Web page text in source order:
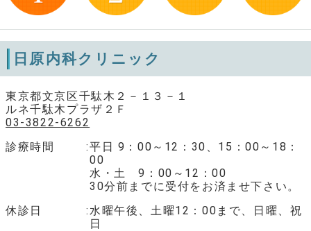
日原内科クリニック
東京都文京区千駄木２－１３－１
ルネ千駄木プラザ２Ｆ
03-3822-6262
診療時間
平日 9：00～12：30、15：00～18：
00
水・土 9：00～12：00
30分前までに受付をお済ませ下さい。
休診日
水曜午後、土曜12：00まで、日曜、祝
日